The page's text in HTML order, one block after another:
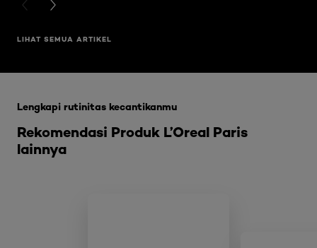
PREVIOUS CARD
NEXT CARD
LIHAT SEMUA ARTIKEL
Rekomendasi Produk L’Oreal Paris
lainnya
Lengkapi rutinitas kecantikanmu